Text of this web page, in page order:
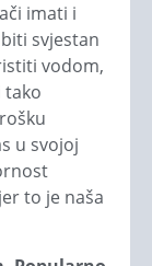
imati i
svjestan
vodom,
tako
u svojoj
to je naša